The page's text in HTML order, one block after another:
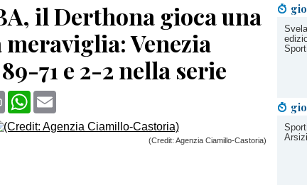
il Derthona gioca una
meraviglia: Venezia
71 e 2-2 nella serie
Print WhatsApp
(Credit: Agenzia Ciamillo-Castoria)